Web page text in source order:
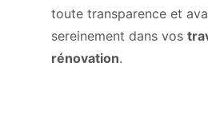
toute transparence et
sereinement dans vos
rénovation.